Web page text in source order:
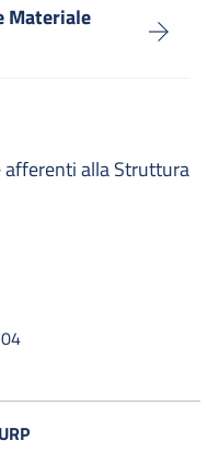
Materiale
afferenti alla Struttura